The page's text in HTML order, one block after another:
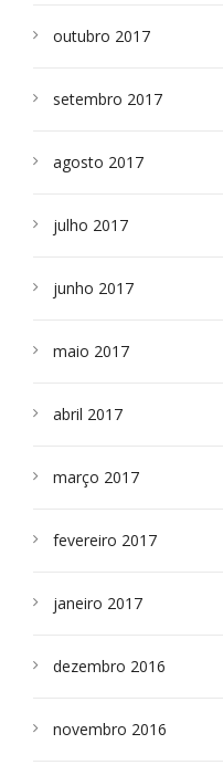
outubro 2017
setembro 2017
agosto 2017
julho 2017
junho 2017
maio 2017
abril 2017
março 2017
fevereiro 2017
janeiro 2017
dezembro 2016
novembro 2016